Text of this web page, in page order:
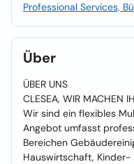
Professional Services,
Über
ÜBER UNS
CLESEA, WIR MACHEN
Wir sind ein flexibles
Angebot umfasst
Bereichen
Hauswirtschaft, Kinder-